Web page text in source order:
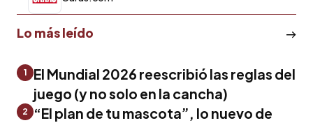
Lo más leído
1
El Mundial 2026 reescribió las reglas del
juego (y no solo en la cancha)
2
“El plan de tu mascota”, lo nuevo de